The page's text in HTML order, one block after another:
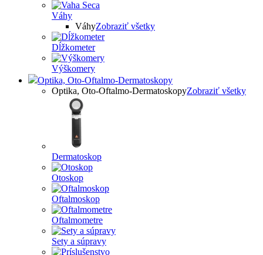
Váhy
VáhyZobraziť všetky
Dĺžkometer
Výškomery
Optika, Oto-Oftalmo-Dermatoskopy
Optika, Oto-Oftalmo-DermatoskopyZobraziť všetky
Dermatoskop
Otoskop
Oftalmoskop
Oftalmometre
Sety a súpravy